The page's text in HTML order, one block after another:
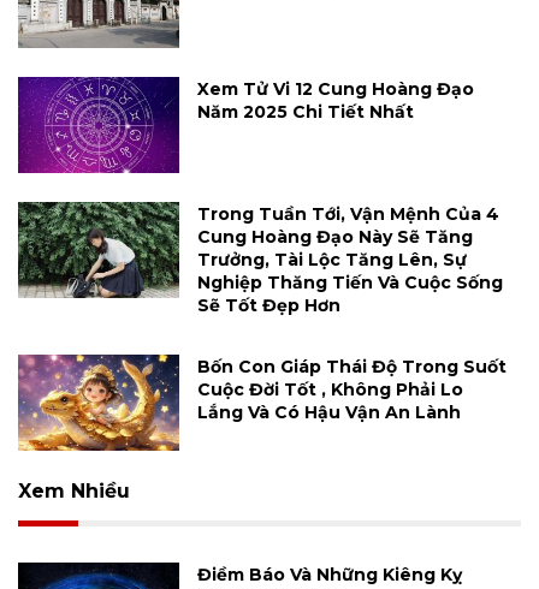
Xem Tử Vi 12 Cung Hoàng Đạo
Năm 2025 Chi Tiết Nhất
Trong Tuần Tới, Vận Mệnh Của 4
Cung Hoàng Đạo Này Sẽ Tăng
Trưởng, Tài Lộc Tăng Lên, Sự
Nghiệp Thăng Tiến Và Cuộc Sống
Sẽ Tốt Đẹp Hơn
Bốn Con Giáp Thái Độ Trong Suốt
Cuộc Đời Tốt , Không Phải Lo
Lắng Và Có Hậu Vận An Lành
Xem Nhiều
Điềm Báo Và Những Kiêng Kỵ